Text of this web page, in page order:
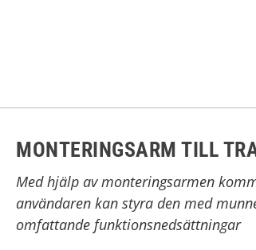
MONTERINGSARM TILL
Med hjälp av monteringsarmen
användaren kan styra den med
omfattande funktionsnedsättningar